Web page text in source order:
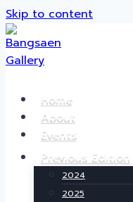
Skip to content
Home
About
Events
Previous Edition
2024
2025